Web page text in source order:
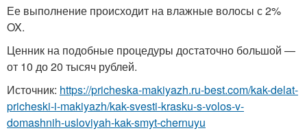
Ее выполнение происходит на влажные волосы с 2%
OX.
Ценник на подобные процедуры достаточно большой —
от 10 до 20 тысяч рублей.
Источник: https://pricheska-makiyazh.ru-best.com/kak-delat-
pricheski-i-makiyazh/kak-svesti-krasku-s-volos-v-
domashnih-usloviyah-kak-smyt-chernuyu